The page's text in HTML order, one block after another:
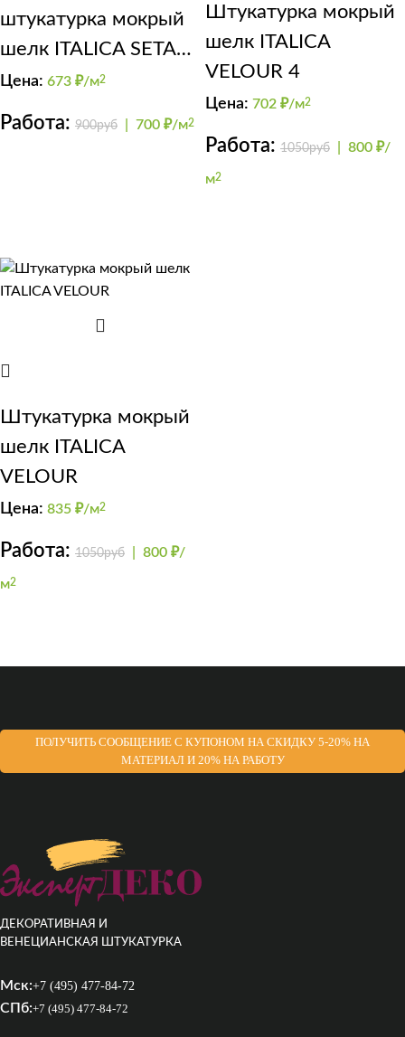
штукатурка мокрый
шелк ITALICA SETA
DELICATO
Цена: 673 ₽/м2
Работа: 900руб 700 ₽/м2
Штукатурка мокрый
шелк ITALICA
VELOUR 4
Цена: 702 ₽/м2
Работа: 1050руб 800 ₽/
м2
Штукатурка мокрый
шелк ITALICA
VELOUR
Цена: 835 ₽/м2
Работа: 1050руб 800 ₽/
м2
ПОЛУЧИТЬ СООБЩЕНИЕ С КУПОНОМ НА СКИДКУ 5-20% НА
МАТЕРИАЛ И 20% НА РАБОТУ
ДЕКОРАТИВНАЯ И
ВЕНЕЦИАНСКАЯ ШТУКАТУРКА
Мск:+7 (495) 477-84-72
СПб:+7 (495) 477-84-72